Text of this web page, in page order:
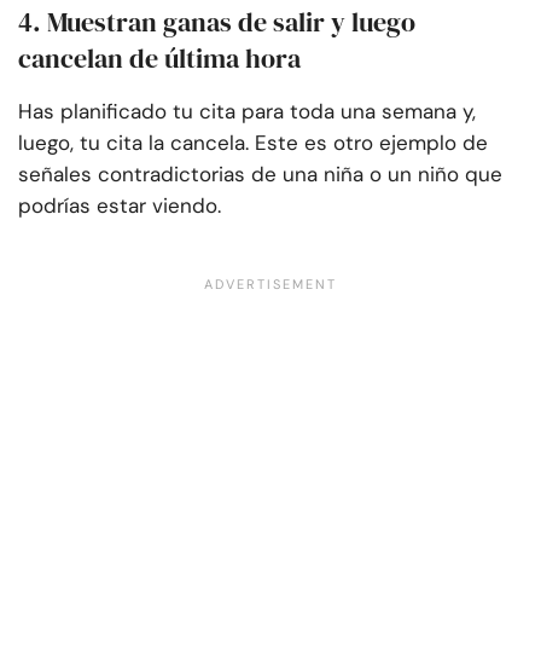
4. Muestran ganas de salir y luego
cancelan de última hora
Has planificado tu cita para toda una semana y,
luego, tu cita la cancela. Este es otro ejemplo de
señales contradictorias de una niña o un niño que
podrías estar viendo.